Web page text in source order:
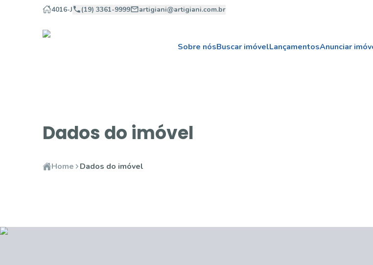
4016-J (19) 3361-9999 artigiani@artigiani.com.br
Sobre nósBuscar imóvelLançamentosAnunciar
Dados do imóvel
Home Dados do imóvel